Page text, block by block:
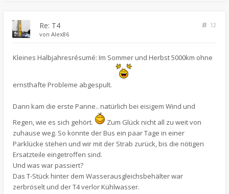
Re: T4
12
von Alex86
Kleines Halbjahresrésumé: Im Sommer und Herbst 5000km ohne
ernsthafte Probleme abgespult.
Dann kam die erste Panne.. natürlich bei eisigem Wind und
Regen, wie es sich gehört.
Zum Glück nicht all zu weit von
zuhause weg. So konnte der Bus ein paar Tage in einer
Parklücke stehen und wir mit der Strab zurück, bis die nötigen
Ersatzteile eingetroffen sind.
Und was war passiert?
Das T-Stück hinter dem Wasserausgleichsbehälter war
zerbröselt und der T4 verlor Kühlwasser.